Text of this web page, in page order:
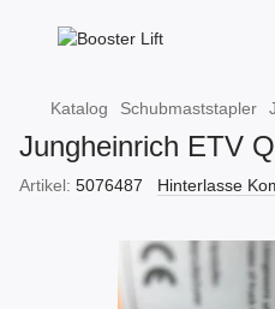
Katalog Schubmaststapler
Jungheinrich ETV
Artikel: 5076487 Hinterlasse